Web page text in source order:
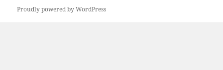
Proudly powered by WordPress